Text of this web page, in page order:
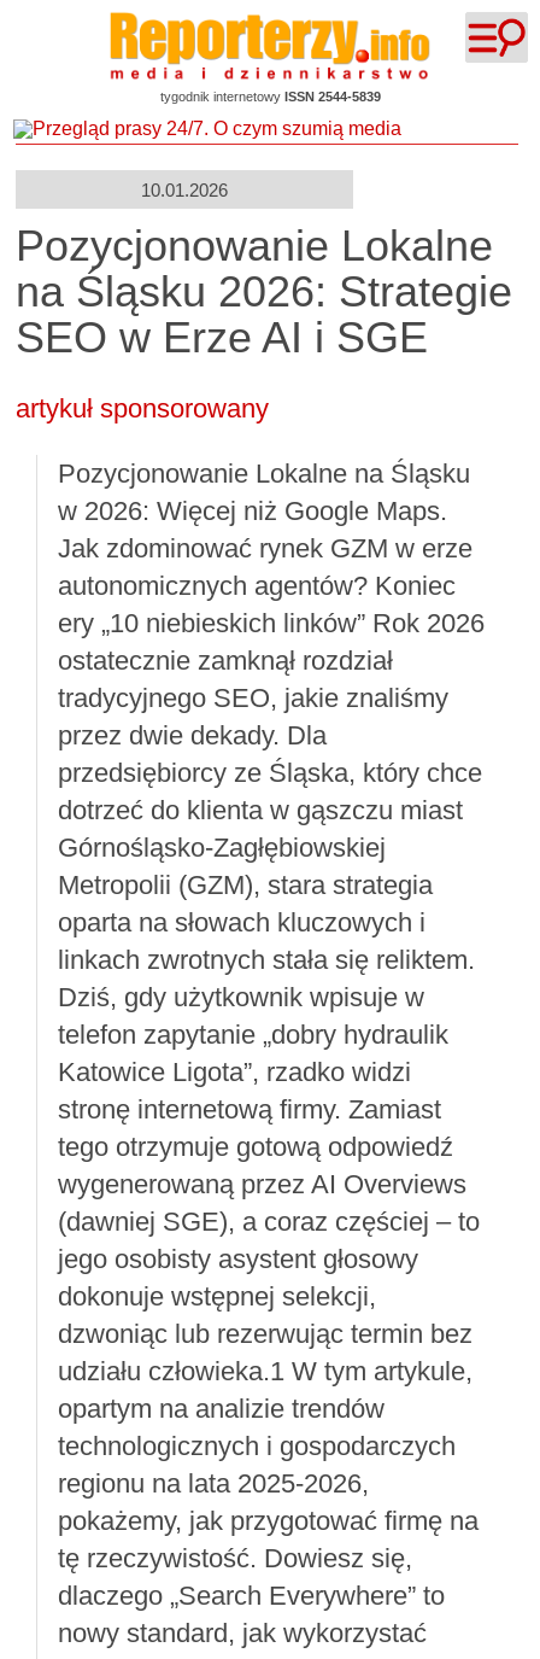
tygodnik internetowy ISSN 2544-5839
10.01.2026
Pozycjonowanie Lokalne
na Śląsku 2026: Strategie
SEO w Erze AI i SGE
artykuł sponsorowany
Pozycjonowanie Lokalne na Śląsku
w 2026: Więcej niż Google Maps.
Jak zdominować rynek GZM w erze
autonomicznych agentów? Koniec
ery „10 niebieskich linków” Rok 2026
ostatecznie zamknął rozdział
tradycyjnego SEO, jakie znaliśmy
przez dwie dekady. Dla
przedsiębiorcy ze Śląska, który chce
dotrzeć do klienta w gąszczu miast
Górnośląsko-Zagłębiowskiej
Metropolii (GZM), stara strategia
oparta na słowach kluczowych i
linkach zwrotnych stała się reliktem.
Dziś, gdy użytkownik wpisuje w
telefon zapytanie „dobry hydraulik
Katowice Ligota”, rzadko widzi
stronę internetową firmy. Zamiast
tego otrzymuje gotową odpowiedź
wygenerowaną przez AI Overviews
(dawniej SGE), a coraz częściej – to
jego osobisty asystent głosowy
dokonuje wstępnej selekcji,
dzwoniąc lub rezerwując termin bez
udziału człowieka.1 W tym artykule,
opartym na analizie trendów
technologicznych i gospodarczych
regionu na lata 2025-2026,
pokażemy, jak przygotować firmę na
tę rzeczywistość. Dowiesz się,
dlaczego „Search Everywhere” to
nowy standard, jak wykorzystać